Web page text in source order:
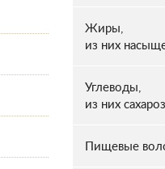
Жиры,
из них
Углеводы,
из них
Пищевые